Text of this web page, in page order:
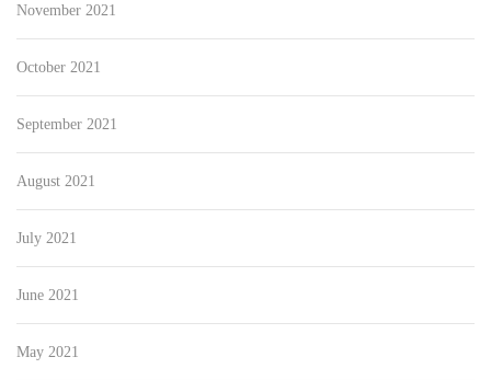
November 2021
October 2021
September 2021
August 2021
July 2021
June 2021
May 2021